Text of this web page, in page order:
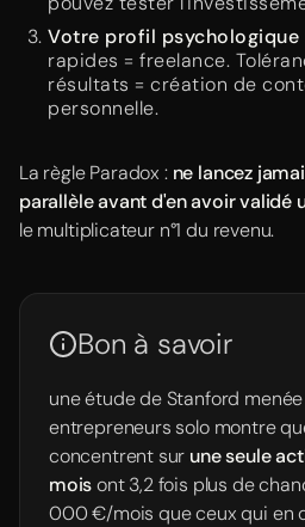
Votre profil psychologique
rapides = freelance.
résultats = création de
personnelle.
La règle Paradox : ne lancez
parallèle avant d'en avoir validé
le multiplicateur n°1 du revenu.
Bon à savoir
une étude de Stanford
entrepreneurs solo montre
concentrent sur une seule
moisont 3,2 fois plus de
000 €/mois que ceux qui en